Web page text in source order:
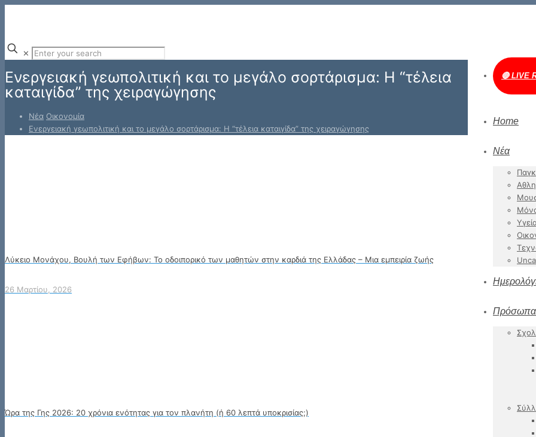
🔴 LIVE
Home
Νέα
Πρόσωπα
✕
Ενεργειακή γεωπολιτική και το μεγάλο σορτάρισμα: Η “τέλεια
καταιγίδα” της χειραγώγησης
Νέα Οικονομία
Ενεργειακή γεωπολιτική και το μεγάλο σορτάρισμα: Η “τέλεια καταιγίδα” της χειραγώγησης
Λύκειο Μονάχου, Βουλή των Εφήβων: Το οδοιπορικό των μαθητών στην καρδιά της Ελλάδας – Μια εμπειρία ζωής
26 Μαρτίου, 2026
Ώρα της Γης 2026: 20 χρόνια ενότητας για τον πλανήτη (ή 60 λεπτά υποκρισίας;)